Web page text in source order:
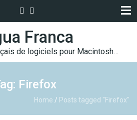
Franca
de logiciels pour Macintosh…
Firefox
Home / Posts tagged "Firefox"